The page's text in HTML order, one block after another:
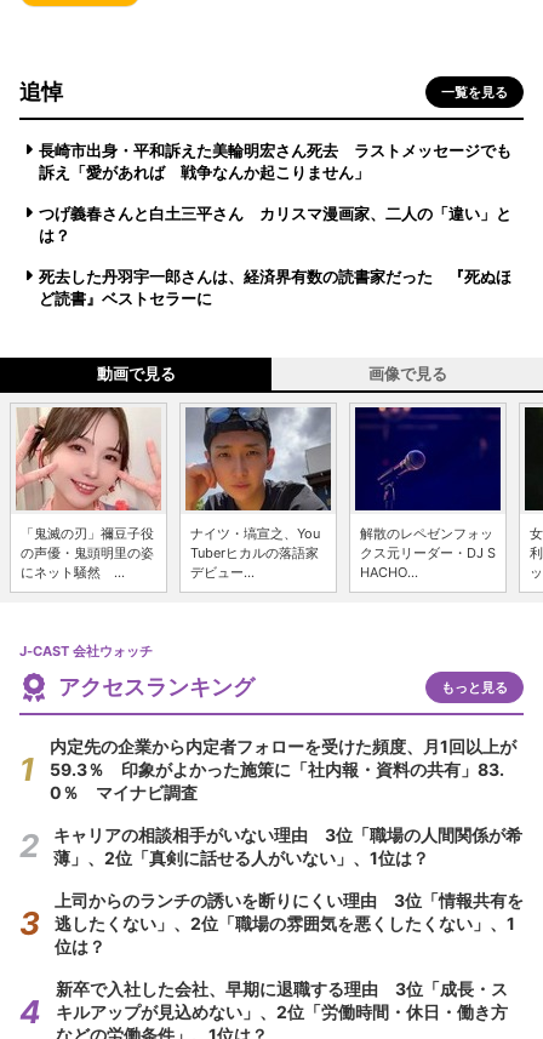
追悼 一覧を見る
長崎市出身・平和訴えた美輪明宏さん死去 ラストメッセージでも
訴え「愛があれば 戦争なんか起こりません」
つげ義春さんと白土三平さん カリスマ漫画家、二人の「違い」と
は？
死去した丹羽宇一郎さんは、経済界有数の読書家だった 『死ぬほ
ど読書』ベストセラーに
動画で見る 画像で見る
「鬼滅の刃」禰豆子役
の声優・鬼頭明里の姿
にネット騒然 ...
ナイツ・塙宣之、You
Tuberヒカルの落語家
デビュー...
解散のレペゼンフォッ
クス元リーダー・DJ S
HACHO...
J-CAST 会社ウォッチ
アクセスランキング もっと見る
内定先の企業から内定者フォローを受けた頻度、月1回以上が
59.3％ 印象がよかった施策に「社内報・資料の共有」83.
0％ マイナビ調査
キャリアの相談相手がいない理由 3位「職場の人間関係が希
薄」、2位「真剣に話せる人がいない」、1位は？
上司からのランチの誘いを断りにくい理由 3位「情報共有を
逃したくない」、2位「職場の雰囲気を悪くしたくない」、1
位は？
新卒で入社した会社、早期に退職する理由 3位「成長・ス
キルアップが見込めない」、2位「労働時間・休日・働き方
などの労働条件」、1位は？